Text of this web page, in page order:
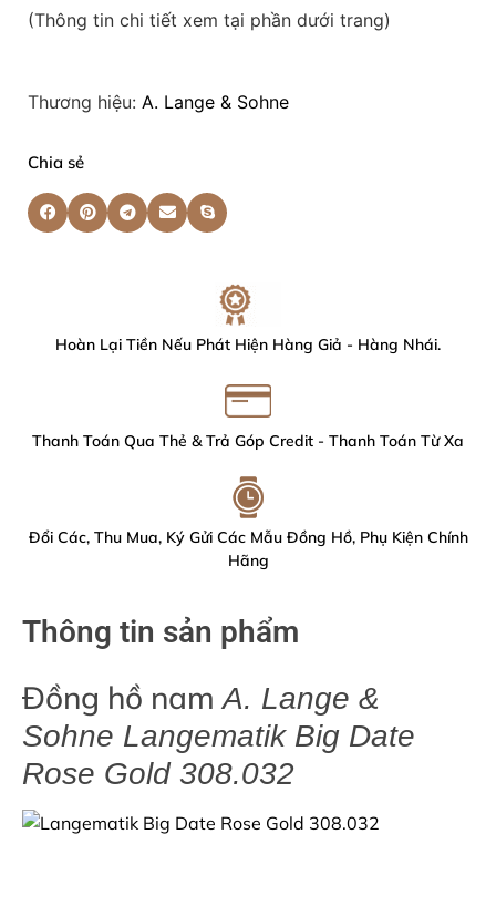
(Thông tin chi tiết xem tại phần dưới trang)
Thương hiệu: A. Lange & Sohne
Chia sẻ
Hoàn Lại Tiền Nếu Phát Hiện Hàng Giả - Hàng Nhái.
Thanh Toán Qua Thẻ & Trả Góp Credit - Thanh Toán Từ Xa
Đổi Các, Thu Mua, Ký Gửi Các Mẫu Đồng Hồ, Phụ Kiện Chính
Hãng
Thông tin sản phẩm
Đồng hồ namA. Lange &
Sohne Langematik Big Date
Rose Gold 308.032